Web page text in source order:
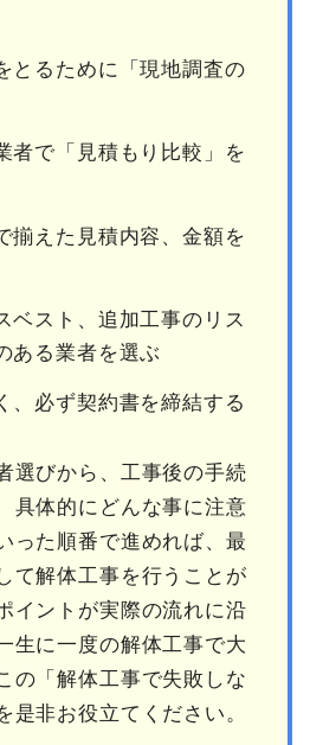
とるために「現地調査の
者で「見積もり比較」を
揃えた見積内容、金額を
ベスト、追加工事のリス
ある業者を選ぶ
、必ず契約書を締結する
選びから、工事後の手続
具体的にどんな事に注意
った順番で進めれば、最
て解体工事を行うことが
イントが実際の流れに沿
生に一度の解体工事で大
の「解体工事で失敗しな
是非お役立てください。